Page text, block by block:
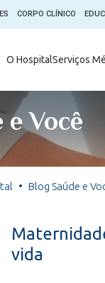
CORPO CLÍNICO
O HospitalServiços
Blog
e Você
Blog Saúde e
vida